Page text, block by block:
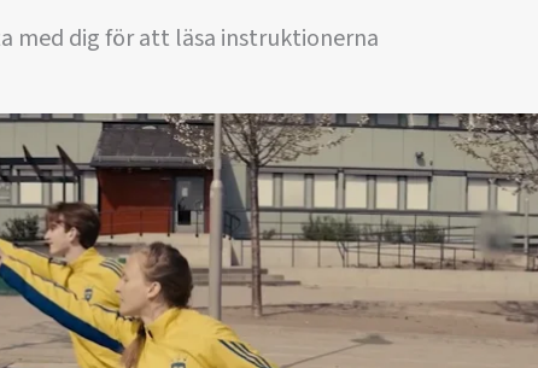
med dig för att läsa instruktionerna